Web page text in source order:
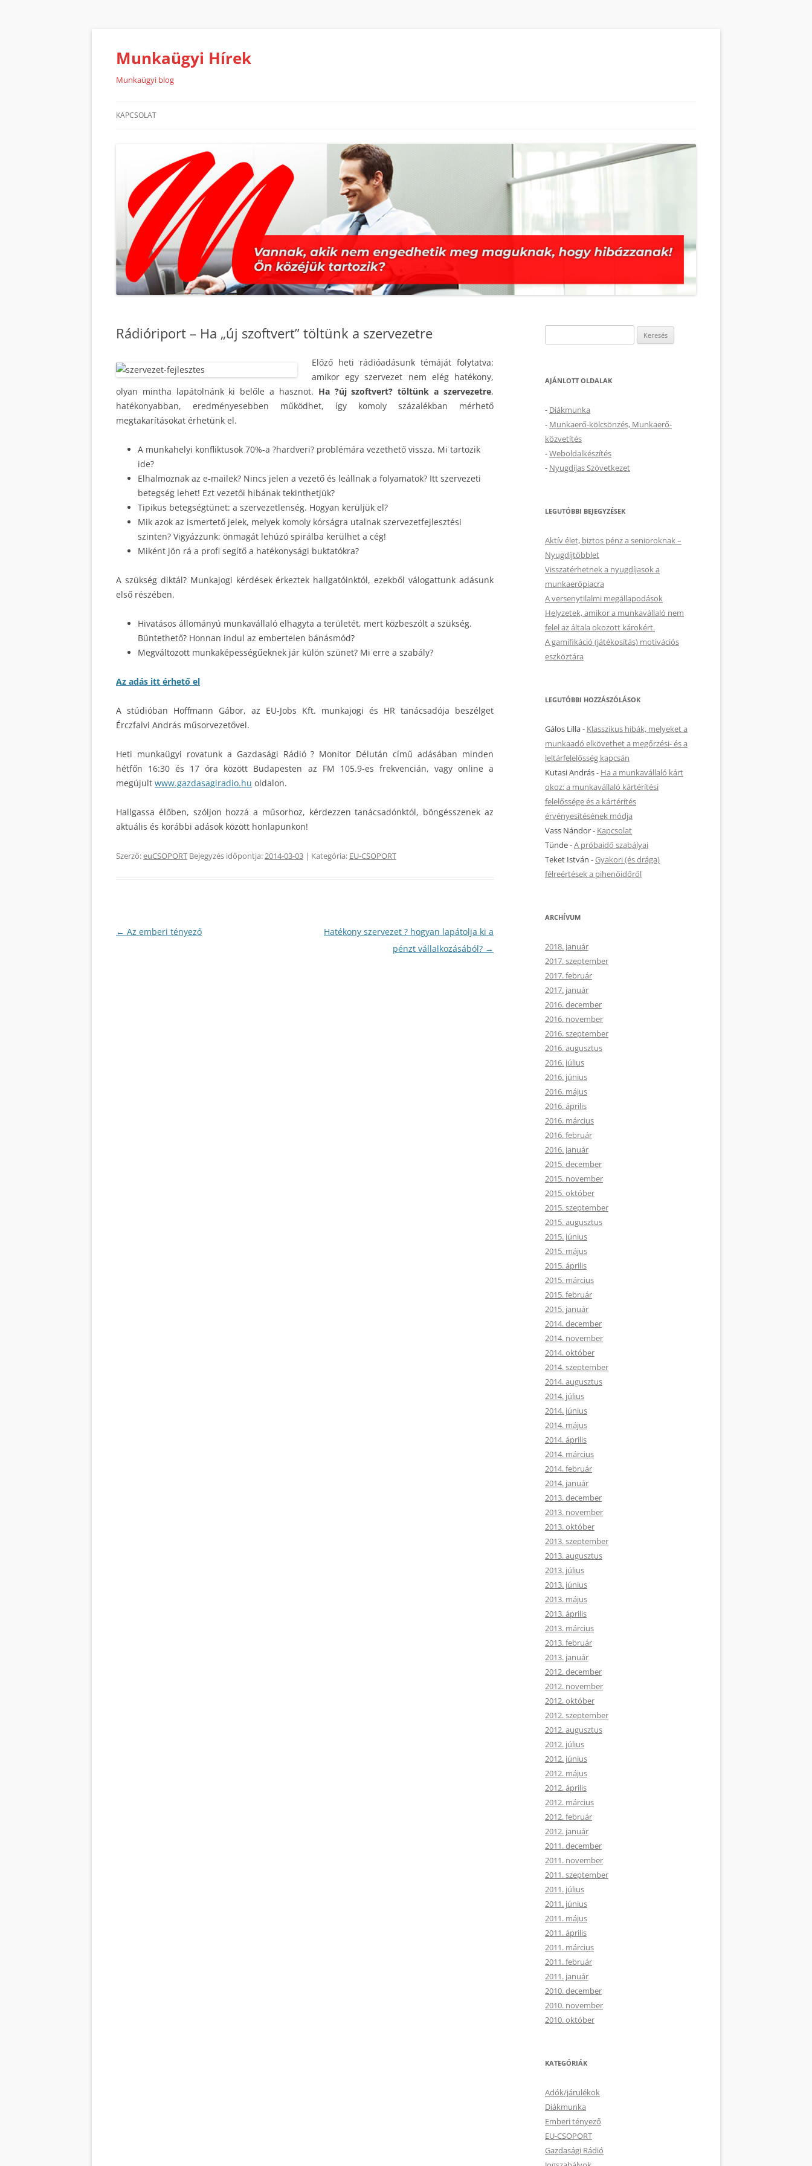
tartalomba
Munkaügyi Hírek
Munkaügyi blog
KAPCSOLAT
Rádióriport – Ha „új szoftvert” töltünk a szervezetre
Előző heti rádióadásunk témáját folytatva:
amikor egy szervezet nem elég hatékony,
olyan mintha lapátolnánk ki belőle a hasznot. Ha ?új szoftvert? töltünk a szervezetre,
hatékonyabban, eredményesebben működhet, így komoly százalékban mérhető
megtakarításokat érhetünk el.
A munkahelyi konfliktusok 70%-a ?hardveri? problémára vezethető vissza. Mi tartozik
ide?
Elhalmoznak az e-mailek? Nincs jelen a vezető és leállnak a folyamatok? Itt szervezeti
betegség lehet! Ezt vezetői hibának tekinthetjük?
Tipikus betegségtünet: a szervezetlenség. Hogyan kerüljük el?
Mik azok az ismertető jelek, melyek komoly kórságra utalnak szervezetfejlesztési
szinten? Vigyázzunk: önmagát lehúzó spirálba kerülhet a cég!
Miként jön rá a profi segítő a hatékonysági buktatókra?
A szükség diktál? Munkajogi kérdések érkeztek hallgatóinktól, ezekből válogattunk adásunk
első részében.
Hivatásos állományú munkavállaló elhagyta a területét, mert közbeszólt a szükség.
Büntethető? Honnan indul az embertelen bánásmód?
Megváltozott munkaképességűeknek jár külön szünet? Mi erre a szabály?
Az adás itt érhető el
A stúdióban Hoffmann Gábor, az EU-Jobs Kft. munkajogi és HR tanácsadója beszélget
Érczfalvi András műsorvezetővel.
Heti munkaügyi rovatunk a Gazdasági Rádió ? Monitor Délután című adásában minden
hétfőn 16:30 és 17 óra között Budapesten az FM 105.9-es frekvencián, vagy online a
megújult www.gazdasagiradio.hu oldalon.
Hallgassa élőben, szóljon hozzá a műsorhoz, kérdezzen tanácsadónktól, böngésszenek az
aktuális és korábbi adások között honlapunkon!
Szerző:euCSOPORT Bejegyzés időpontja:2014-03-03 | Kategória: EU-CSOPORT
Bejegyzés
← Az emberi tényező
Hatékony szervezet ? hogyan lapátolja ki a
pénzt vállalkozásából? →
AJÁNLOTT OLDALAK
- Diákmunka
- Munkaerő-kölcsönzés, Munkaerő-
közvetítés
-Weboldalkészítés
- Nyugdíjas Szövetkezet
LEGUTÓBBI BEJEGYZÉSEK
Aktív élet, biztos pénz a senioroknak –
Nyugdíjtöbblet
Visszatérhetnek a nyugdíjasok a
munkaerőpiacra
A versenytilalmi megállapodások
Helyzetek, amikor a munkavállaló nem
felel az általa okozott károkért.
A gamifikáció (játékosítás) motivációs
eszköztára
LEGUTÓBBI HOZZÁSZÓLÁSOK
Gálos Lilla- Klasszikus hibák, melyeket a
munkaadó elkövethet a megőrzési- és a
leltárfelelősség kapcsán
Kutasi András- Ha a munkavállaló kárt
okoz: a munkavállaló kártérítési
felelőssége és a kártérítés
érvényesítésének módja
Vass Nándor- Kapcsolat
Tünde-A próbaidő szabályai
Teket István -Gyakori (és drága)
félreértések a pihenőidőről
ARCHÍVUM
2018. január
2017. szeptember
2017. február
2017. január
2016. december
2016. november
2016. szeptember
2016. augusztus
2016. július
2016. június
2016. május
2016. április
2016. március
2016. február
2016. január
2015. december
2015. november
2015. október
2015. szeptember
2015. augusztus
2015. június
2015. május
2015. április
2015. március
2015. február
2015. január
2014. december
2014. november
2014. október
2014. szeptember
2014. augusztus
2014. július
2014. június
2014. május
2014. április
2014. március
2014. február
2014. január
2013. december
2013. november
2013. október
2013. szeptember
2013. augusztus
2013. július
2013. június
2013. május
2013. április
2013. március
2013. február
2013. január
2012. december
2012. november
2012. október
2012. szeptember
2012. augusztus
2012. július
2012. június
2012. május
2012. április
2012. március
2012. február
2012. január
2011. december
2011. november
2011. szeptember
2011. július
2011. június
2011. május
2011. április
2011. március
2011. február
2011. január
2010. december
2010. november
2010. október
KATEGÓRIÁK
Adók/járulékok
Diákmunka
Emberi tényező
EU-CSOPORT
Gazdasági Rádió